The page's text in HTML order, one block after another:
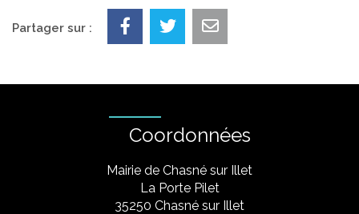
Partager sur :
Coordonnées
Mairie de Chasné sur Illet
La Porte Pilet
35250 Chasné sur Illet